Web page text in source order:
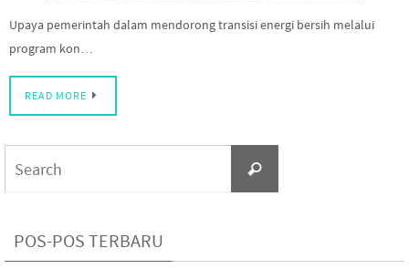
Upaya pemerintah dalam mendorong transisi energi bersih melalui
program kon…
READ MORE
Search
POS-POS TERBARU